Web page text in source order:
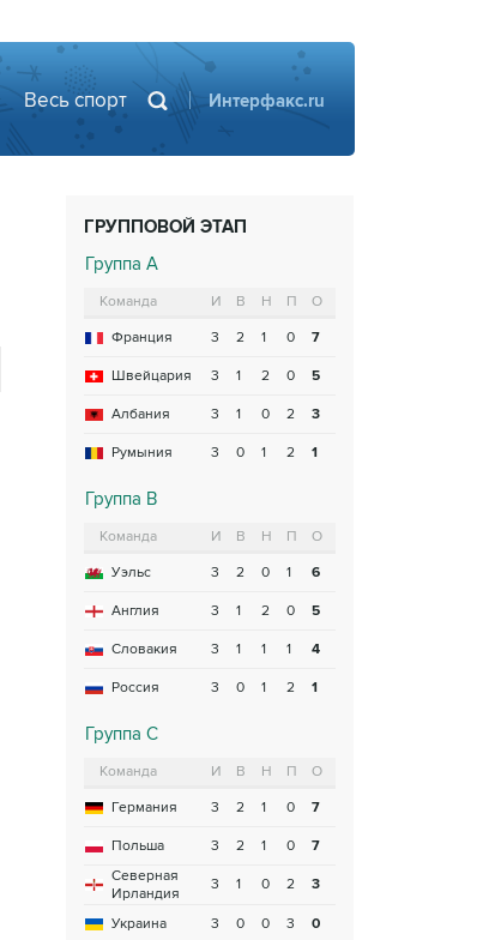
Весь спорт Интерфакс.ru
ГРУППОВОЙ ЭТАП
Группа A
Команда И В Н П
О
Франция
3 2 1 0 7
Швейцария 3 1 2 0 5
Албания 3 1 0 2 3
Румыния 3 0 1 2 1
Группа B
Команда И В Н П
О
Уэльс
3 2 0 1 6
Англия 3 1 2 0 5
Словакия 3 1 1 1 4
Россия 3 0 1 2 1
Группа C
Команда И В Н П
О
Германия
3 2 1 0 7
Польша 3 2 1 0
7
Северная
Ирландия
3 1 0 2 3
Украина 3 0 0 3 0